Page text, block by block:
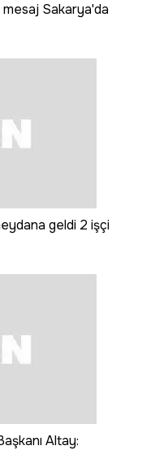
mesaj Sakarya'da
geldi 2 işçi
Altay: